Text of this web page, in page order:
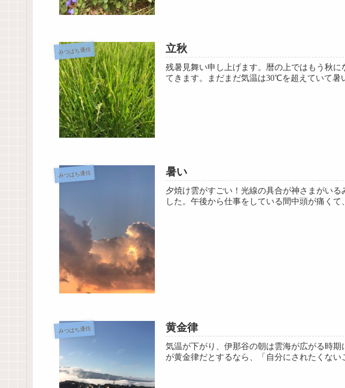
みつばち通信 立秋
残暑見舞い申し上げます。暦の上ではもう秋
てきます。まだまだ気温は30℃を超えていて
みつばち通信 暑い
夕焼け雲がすごい！光線の具合が神さまがい
した。午後から仕事をしている間中頭が痛く
みつばち通信 黄金律
気温が下がり、伊那谷の朝は雲海が広がる時
が黄金律だとするなら、「自分にされたくな